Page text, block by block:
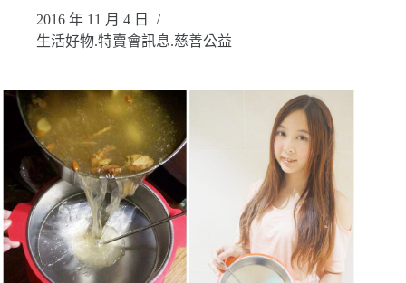
2016 年 11 月 4 日
生活好物.特賣會訊息.慈善公益